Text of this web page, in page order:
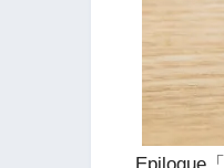
Epilogue「